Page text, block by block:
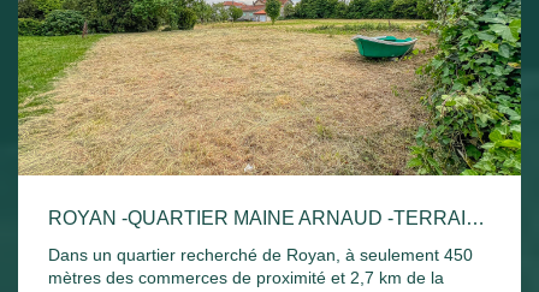
ROYAN -QUARTIER MAINE ARNAUD -TERRAIN À BÂTIR DE 725 M²
Dans un quartier recherché de Royan, à seulement 450
mètres des commerces de proximité et 2,7 km de la